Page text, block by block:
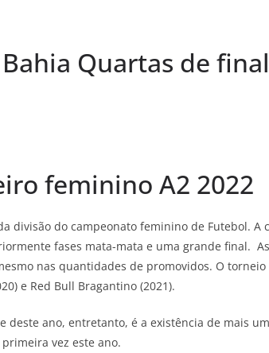
Quartas de final
feminino A2 2022
divisão do campeonato feminino de Futebol. A
fases mata-mata e uma grande final.
nas quantidades de promovidos. O
e Red Bull Bragantino (2021).
deste ano, entretanto, é a existência de mais
vez este ano.